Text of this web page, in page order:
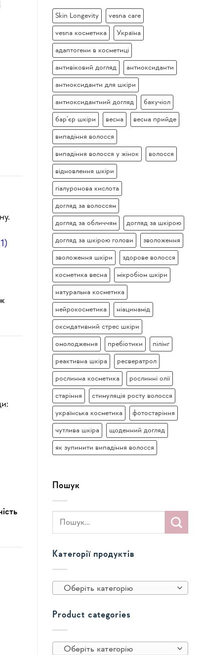
Skin Longevity vesna care
vesna косметика Україна
адаптогени в косметиці
антивіковий догляд антиоксиданти
антиоксиданти для шкіри
антиоксидантний догляд бакучіол
бар’єр шкіри весна весна прийде
випадіння волосся
випадіння волосся у жінок волосся
відновлення шкіри
гіалуронова кислота
догляд за волоссям
догляд за обличчям догляд за шкірою
догляд за шкірою голови зволоження
зволоження шкіри здорове волосся
косметика весна мікробіом шкіри
натуральна косметика
нейрокосметика ніацинамід
оксидативний стрес шкіри
омолодження пребіотики пілінг
реактивна шкіра ресвератрол
рослинна косметика рослинні олії
старіння стимуляція росту волосся
українська косметика фотостаріння
чутлива шкіра щоденний догляд
як зупинити випадіння волосся
Пошук
Категорії продуктів
Оберіть категорію
Product categories
Оберіть категорію